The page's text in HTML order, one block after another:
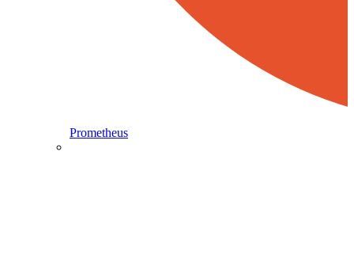
Prometheus